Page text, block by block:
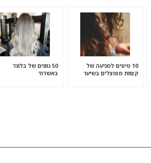
10 טיפים למניעה של
קצוות מפוצלים בשיער
50 גוונים של בלונד
באשדוד